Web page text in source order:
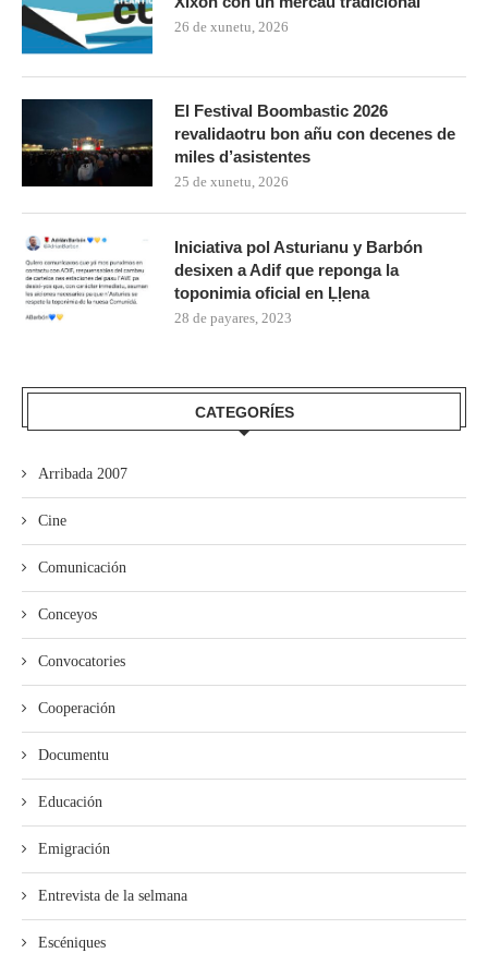
26 de xunetu, 2026
El Festival Boombastic 2026
revalidaotru bon añu con decenes de
miles d’asistentes
25 de xunetu, 2026
Iniciativa pol Asturianu y Barbón
desixen a Adif que reponga la
toponimia oficial en Ḷḷena
28 de payares, 2023
CATEGORÍES
Arribada 2007
Cine
Comunicación
Conceyos
Convocatories
Cooperación
Documentu
Educación
Emigración
Entrevista de la selmana
Escéniques